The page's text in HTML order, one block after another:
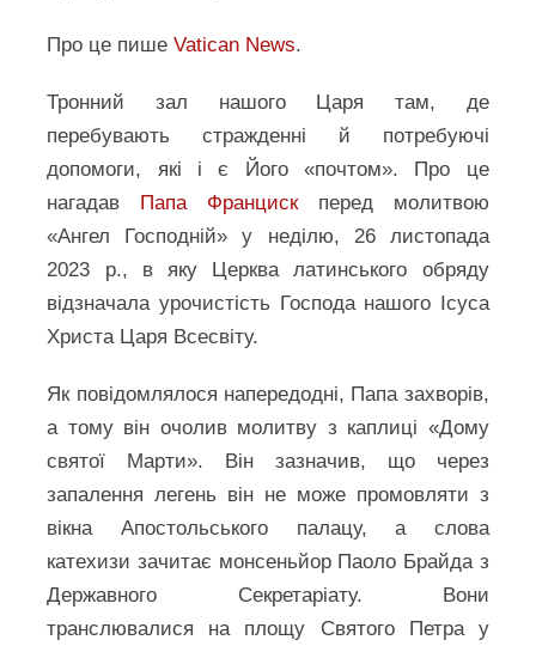
Про це пишеVatican News.
Тронний зал нашого Царя там, де
перебувають стражденні й потребуючі
допомоги, які і є Його «почтом». Про це
нагадав Папа Францискперед молитвою
«Ангел Господній» у неділю, 26 листопада
2023 р., в яку Церква латинського обряду
відзначала урочистість Господа нашого Ісуса
Христа Царя Всесвіту.
Як повідомлялося напередодні, Папа захворів,
а тому він очолив молитву з каплиці «Дому
святої Марти». Він зазначив, що через
запалення легень він не може промовляти з
вікна Апостольського палацу, а слова
катехизи зачитає монсеньйор Паоло Брайда з
Державного Секретаріату. Вони
транслювалися на площу Святого Петра у